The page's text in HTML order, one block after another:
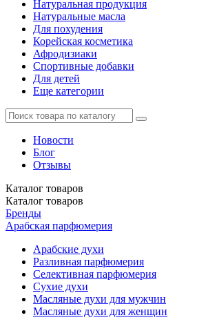
Натуральная продукция
Натуральные масла
Для похудения
Корейская косметика
Афродизиаки
Спортивные добавки
Для детей
Еще категории
Новости
Блог
Отзывы
Каталог товаров
Каталог товаров
Бренды
Арабская парфюмерия
Арабские духи
Разливная парфюмерия
Селективная парфюмерия
Сухие духи
Масляные духи для мужчин
Масляные духи для женщин